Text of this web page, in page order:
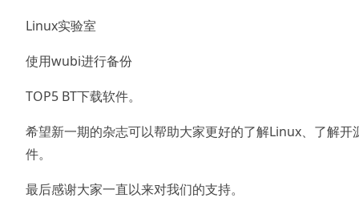
Linux实验室
使用wubi进行备份
TOP5 BT下载软件。
希望新一期的杂志可以帮助大家更好的了解Linux、了解开
件。
最后感谢大家一直以来对我们的支持。